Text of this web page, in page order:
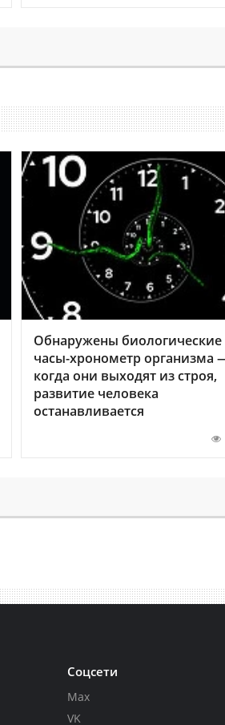
Обнаружены биологические
часы-хронометр организма
когда они выходят из строя,
развитие человека
останавливается
Соцсети
Max
VK